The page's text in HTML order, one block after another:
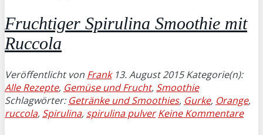
Fruchtiger Spirulina Smoothie mit
Ruccola
Veröffentlicht von Frank 13. August 2015 Kategorie(n):
Alle Rezepte, Gemüse und Frucht, Smoothie
Schlagwörter: Getränke und Smoothies, Gurke, Orange,
ruccola, Spirulina, spirulina pulver Keine Kommentare